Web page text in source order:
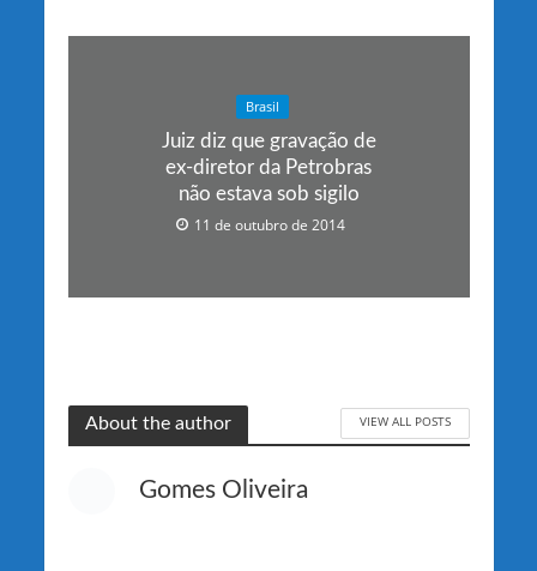
Brasil
Juiz diz que gravação de
ex-diretor da Petrobras
não estava sob sigilo
11 de outubro de 2014
About the author VIEW ALL POSTS
Gomes Oliveira